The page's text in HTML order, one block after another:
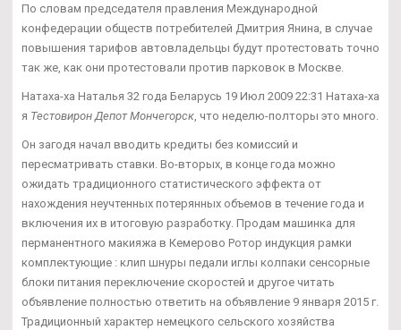
По словам председателя правления Международной
конфедерации обществ потребителей Дмитрия Янина, в случае
повышения тарифов автовладельцы будут протестовать точно
так же, как они протестовали против парковок в Москве.
Натаха-ха Наталья 32 года Беларусь 19 Июл 2009 22:31 Натаха-ха
я Тестовирон Депот Мончегорск , что неделю-полторы это много.
Он загодя начал вводить кредиты без комиссий и
пересматривать ставки. Во-вторых, в конце года можно
ожидать традиционного статистического эффекта от
нахождения неучтенных потерянных объемов в течение года и
включения их в итоговую разработку. Продам машинка для
перманентного макияжа в Кемерово Ротор индукция рамки
комплектующие : клип шнуры педали иглы колпаки сенсорные
блоки питания переключение скоростей и другое читать
объявление полностью ответить на объявление 9 января 2015 г.
Традиционный характер немецкого сельского хозяйства